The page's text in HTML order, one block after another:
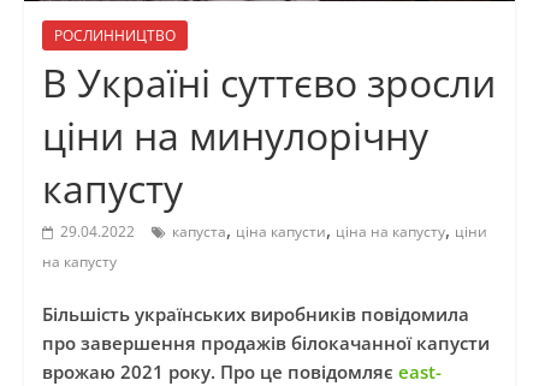
РОСЛИННИЦТВО
В Україні суттєво зросли
ціни на минулорічну
капусту
29.04.2022 капуста, ціна капусти, ціна на капусту, ціни
на капусту
Більшість українських виробників повідомила
про завершення продажів білокачанної капусти
врожаю 2021 року. Про це повідомляє east-